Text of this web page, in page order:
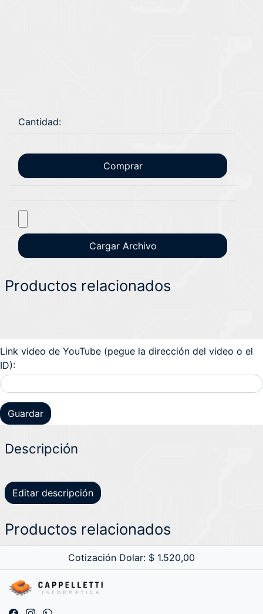
Cantidad:
Comprar
Productos relacionados
Link video de YouTube (pegue la dirección del video o el
ID):
Descripción
Editar descripción
Productos relacionados
Cotización Dolar: $ 1.520,00